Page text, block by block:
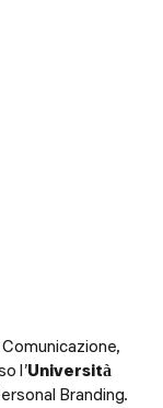
l’Università
Branding.